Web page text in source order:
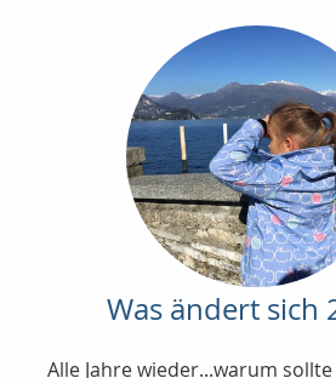
Was ändert sich
Alle Jahre wieder...warum